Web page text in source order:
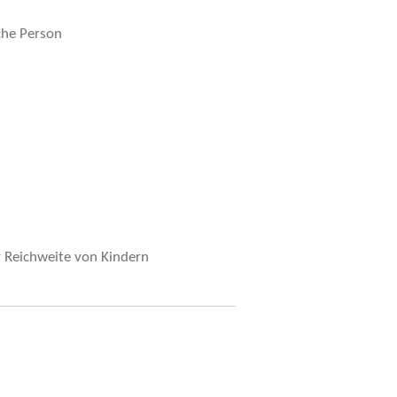
Person
von Kindern